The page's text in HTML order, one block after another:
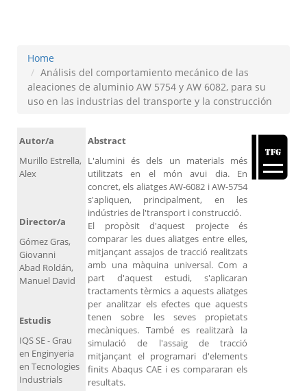
Home
Análisis del comportamiento mecánico de las
aleaciones de aluminio AW 5754 y AW 6082, para su
uso en las industrias del transporte y la construcción
Autor/a
Murillo Estrella,
Alex
Abstract
L'alumini és dels un materials més
utilitzats en el món avui dia. En
concret, els aliatges AW-6082 i AW-5754
s'apliquen, principalment, en les
indústries de l'transport i construcció.
El propòsit d'aquest projecte és
comparar les dues aliatges entre elles,
mitjançant assajos de tracció realitzats
amb una màquina universal. Com a
part d'aquest estudi, s'aplicaran
tractaments tèrmics a aquests aliatges
per analitzar els efectes que aquests
tenen sobre les seves propietats
mecàniques. També es realitzarà la
simulació de l'assaig de tracció
mitjançant el programari d'elements
finits Abaqus CAE i es compararan els
resultats.
Director/a
Gómez Gras,
Giovanni
Abad Roldán,
Manuel David
Estudis
IQS SE - Grau
en Enginyeria
en Tecnologies
Industrials